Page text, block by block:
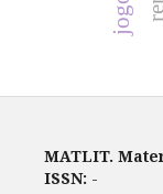
MATLIT.
ISSN: -